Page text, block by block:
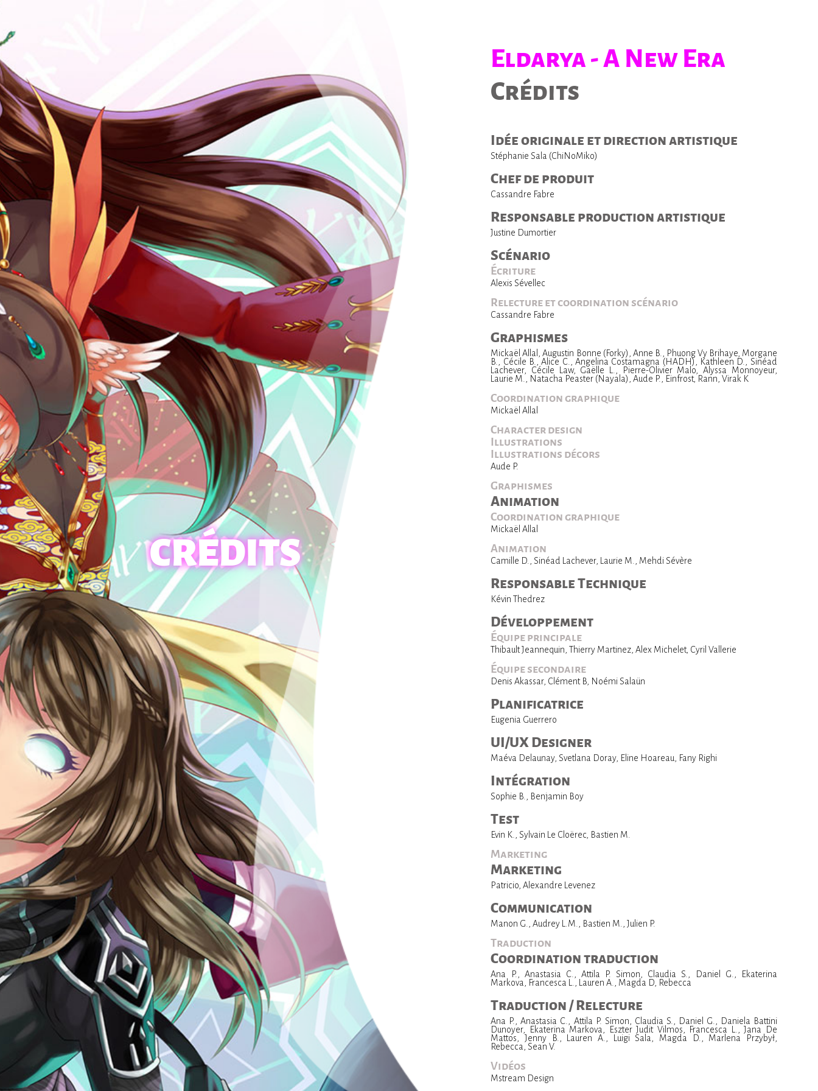
CRÉDITS
Eldarya - A New Era
Crédits
Idée originale et direction artistique
Stéphanie Sala (ChiNoMiko)
Chef de produit
Cassandre Fabre
Responsable production artistique
Justine Dumortier
Scénario
Écriture
Alexis Sévellec
Relecture et coordination scénario
Cassandre Fabre
Graphismes
Mickaël Allal, Augustin Bonne (Forky), Anne B., Phuong Vy Brihaye, Morgane
B., Cécile B., Alice C., Angelina Costamagna (HADH), Kathleen D., Sinéad
Lachever, Cécile Law, Gaëlle L., Pierre-Olivier Malo, Alyssa Monnoyeur,
Laurie M., Natacha Peaster (Nayala), Aude P., Einfrost, Rann, Virak K
Coordination graphique
Mickaël Allal
Character design
Illustrations
Illustrations décors
Aude P.
Graphismes
Animation
Coordination graphique
Mickaël Allal
Animation
Camille D., Sinéad Lachever, Laurie M., Mehdi Sévère
Responsable Technique
Kévin Thedrez
Développement
Équipe principale
Thibault Jeannequin, Thierry Martinez, Alex Michelet, Cyril Vallerie
Équipe secondaire
Denis Akassar, Clément B, Noémi Salaün
Planificatrice
Eugenia Guerrero
UI/UX Designer
Maéva Delaunay, Svetlana Doray, Eline Hoareau, Fany Righi
Intégration
Sophie B., Benjamin Boy
Test
Evin K., Sylvain Le Cloërec, Bastien M.
Marketing
Marketing
Patricio, Alexandre Levenez
Communication
Manon G., Audrey L.M., Bastien M., Julien P.
Traduction
Coordination traduction
Ana P., Anastasia C., Attila P. Simon, Claudia S., Daniel G., Ekaterina
Markova, Francesca L., Lauren A., Magda D, Rebecca
Traduction / Relecture
Ana P., Anastasia C., Attila P. Simon, Claudia S., Daniel G., Daniela Battini
Dunoyer, Ekaterina Markova, Eszter Judit Vilmos, Francesca L., Jana De
Mattos, Jenny B., Lauren A., Luigi Sala, Magda D., Marlena Przybył,
Rebecca, Sean V.
Vidéos
Mstream Design